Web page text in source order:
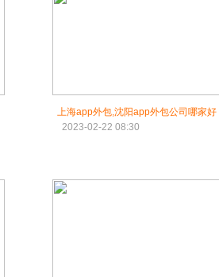
上海app外包,沈阳app外包公司哪家好
2023-02-22 08:30